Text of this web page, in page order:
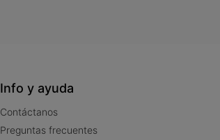
Info y ayuda
Contáctanos
Preguntas frecuentes